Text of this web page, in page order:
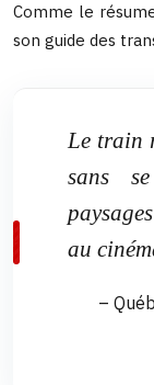
Comme le
son guide des
Le train
sans
au
–